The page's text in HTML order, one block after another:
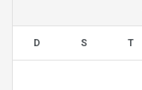
D S T